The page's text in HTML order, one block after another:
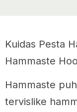
Kuidas Pesta
Hammaste
Hammaste
tervislike